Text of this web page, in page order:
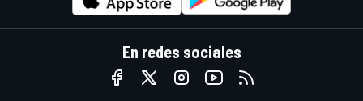
En redes sociales